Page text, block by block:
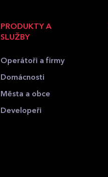
PRODUKTY A
SLUŽBY
Operátoři a firmy
Domácnosti
Města a obce
Developeři